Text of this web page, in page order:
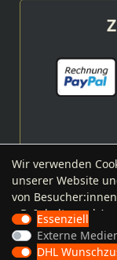
Wir verwenden
unserer Website
von
z.B. Inhalte und
Drittanbietern
Website zu
Essenziell
Externe
DHL